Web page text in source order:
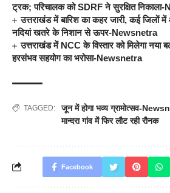
ट्रक; परिचालक को SDRF ने सुरक्षित
उत्तराखंड में बारिश का कहर जारी, कई
नदियां खतरे के निशान से ऊपर-Newsnetra
उत्तराखंड में NCC के विस्तार को मिलेगा नया
हरसंभव सहयोग का भरोसा-Newsnetra
TAGGED: जून में होगा भव्य ग्रामोत्सव-
मान्दरा गांव में फिर लौट रही रौनक
Facebook